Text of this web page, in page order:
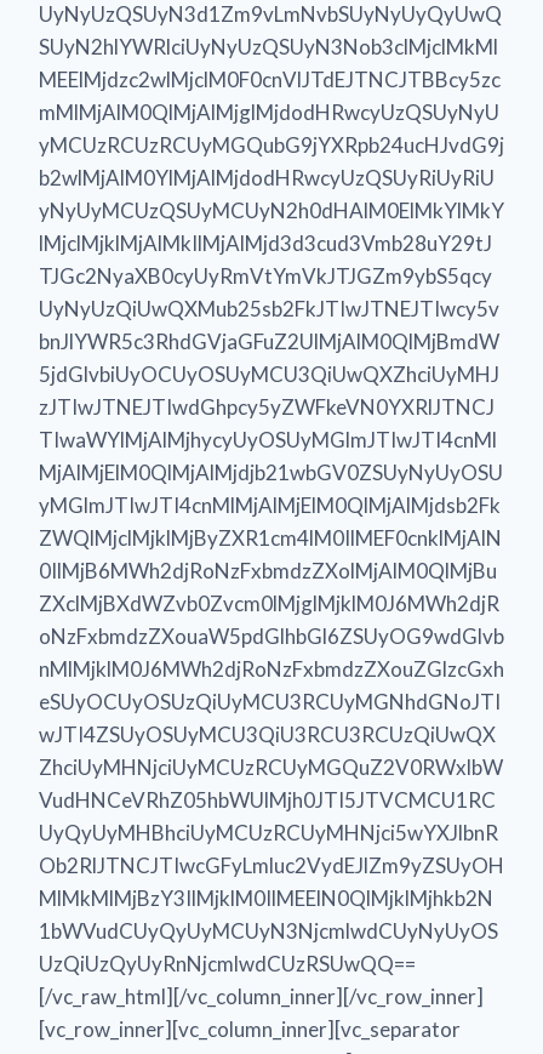
UyNyUzQSUyN3d1Zm9vLmNvbSUyNyUyQyUwQ
SUyN2hlYWRlciUyNyUzQSUyN3Nob3clMjclMkMl
MEElMjdzc2wlMjclM0F0cnVlJTdEJTNCJTBBcy5zc
mMlMjAlM0QlMjAlMjglMjdodHRwcyUzQSUyNyU
yMCUzRCUzRCUyMGQubG9jYXRpb24ucHJvdG9j
b2wlMjAlM0YlMjAlMjdodHRwcyUzQSUyRiUyRiU
yNyUyMCUzQSUyMCUyN2h0dHAlM0ElMkYlMkY
lMjclMjklMjAlMkIlMjAlMjd3d3cud3Vmb28uY29tJ
TJGc2NyaXB0cyUyRmVtYmVkJTJGZm9ybS5qcy
UyNyUzQiUwQXMub25sb2FkJTIwJTNEJTIwcy5v
bnJlYWR5c3RhdGVjaGFuZ2UlMjAlM0QlMjBmdW
5jdGlvbiUyOCUyOSUyMCU3QiUwQXZhciUyMHJ
zJTIwJTNEJTIwdGhpcy5yZWFkeVN0YXRlJTNCJ
TIwaWYlMjAlMjhycyUyOSUyMGlmJTIwJTI4cnMl
MjAlMjElM0QlMjAlMjdjb21wbGV0ZSUyNyUyOSU
yMGlmJTIwJTI4cnMlMjAlMjElM0QlMjAlMjdsb2Fk
ZWQlMjclMjklMjByZXR1cm4lM0IlMEF0cnklMjAlN
0IlMjB6MWh2djRoNzFxbmdzZXolMjAlM0QlMjBu
ZXclMjBXdWZvb0Zvcm0lMjglMjklM0J6MWh2djR
oNzFxbmdzZXouaW5pdGlhbGl6ZSUyOG9wdGlvb
nMlMjklM0J6MWh2djRoNzFxbmdzZXouZGlzcGxh
eSUyOCUyOSUzQiUyMCU3RCUyMGNhdGNoJTI
wJTI4ZSUyOSUyMCU3QiU3RCU3RCUzQiUwQX
ZhciUyMHNjciUyMCUzRCUyMGQuZ2V0RWxlbW
VudHNCeVRhZ05hbWUlMjh0JTI5JTVCMCU1RC
UyQyUyMHBhciUyMCUzRCUyMHNjci5wYXJlbnR
Ob2RlJTNCJTIwcGFyLmluc2VydEJlZm9yZSUyOH
MlMkMlMjBzY3IlMjklM0IlMEElN0QlMjklMjhkb2N
1bWVudCUyQyUyMCUyN3NjcmlwdCUyNyUyOS
UzQiUzQyUyRnNjcmlwdCUzRSUwQQ==
[/vc_raw_html][/vc_column_inner][/vc_row_inner]
[vc_row_inner][vc_column_inner][vc_separator